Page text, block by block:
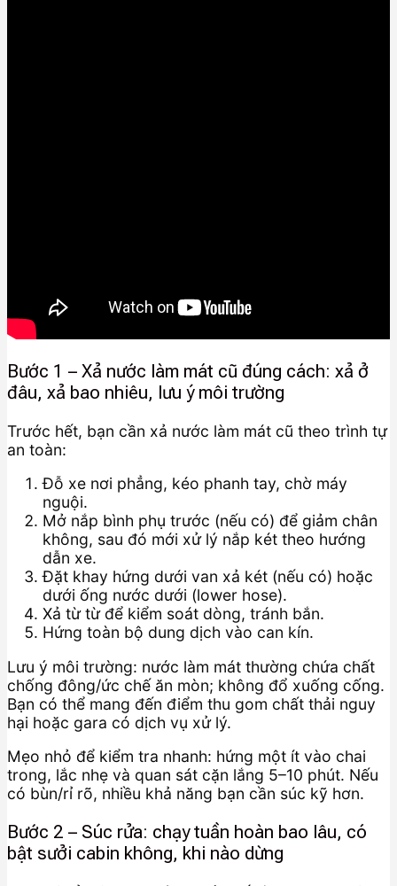
Bước 1 – Xả nước làm mát cũ đúng cách: xả ở
đâu, xả bao nhiêu, lưu ý môi trường
Trước hết, bạn cần xả nước làm mát cũ theo trình tự
an toàn:
Đỗ xe nơi phẳng, kéo phanh tay, chờ máy
nguội.
Mở nắp bình phụ trước (nếu có) để giảm chân
không, sau đó mới xử lý nắp két theo hướng
dẫn xe.
Đặt khay hứng dưới van xả két (nếu có) hoặc
dưới ống nước dưới (lower hose).
Xả từ từ để kiểm soát dòng, tránh bắn.
Hứng toàn bộ dung dịch vào can kín.
Lưu ý môi trường: nước làm mát thường chứa chất
chống đông/ức chế ăn mòn; không đổ xuống cống.
Bạn có thể mang đến điểm thu gom chất thải nguy
hại hoặc gara có dịch vụ xử lý.
Mẹo nhỏ để kiểm tra nhanh: hứng một ít vào chai
trong, lắc nhẹ và quan sát cặn lắng 5–10 phút. Nếu
có bùn/rỉ rõ, nhiều khả năng bạn cần súc kỹ hơn.
Bước 2 – Súc rửa: chạy tuần hoàn bao lâu, có
bật sưởi cabin không, khi nào dừng